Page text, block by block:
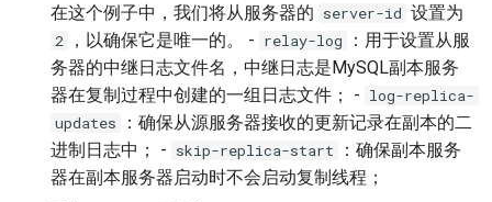
在这个例子中，我们将从服务器的 server-id 设置为
2 ，以确保它是唯一的。 - relay-log
：用于设置从服
务器的中继日志文件名，中继日志是MySQL副本服务
器在复制过程中创建的一组日志文件； - log-replica-
updates
：确保从源服务器接收的更新记录在副本的二
进制日志中； - skip-replica-start
：确保副本服务
器在副本服务器启动时不会启动复制线程；